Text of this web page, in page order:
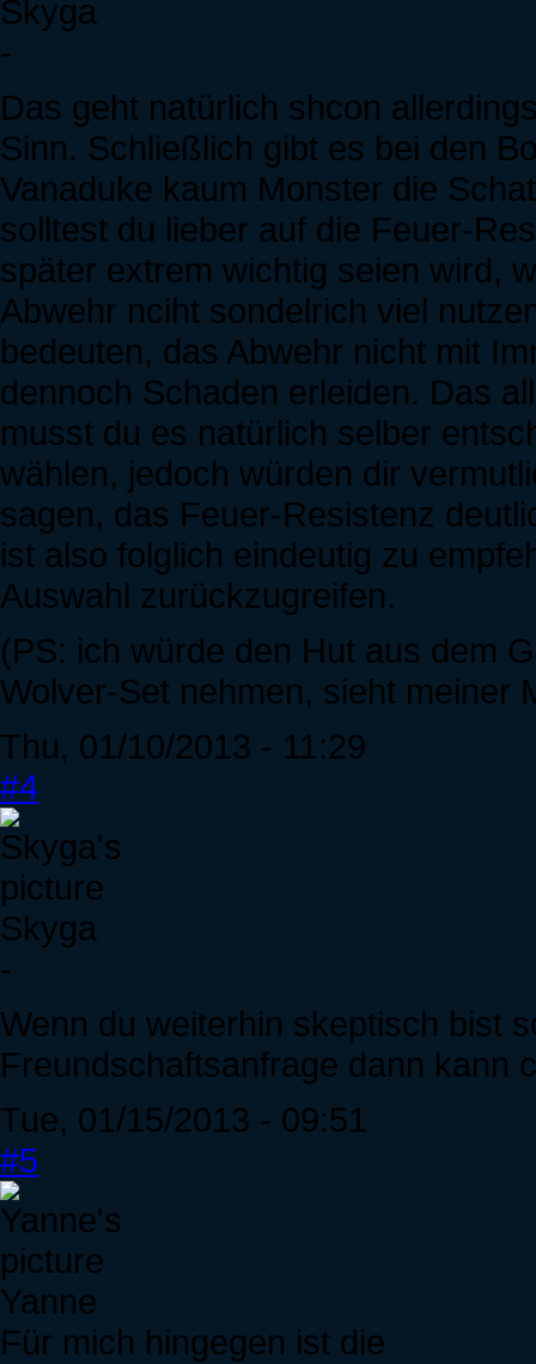
Skyga
-
Das geht natürlich shcon
Sinn. Schließlich gibt es bei den
Vanaduke kaum Monster die
solltest du lieber auf die Feuer-
später extrem wichtig seien wird,
Abwehr nciht sondelrich viel
bedeuten, das Abwehr nicht mit
dennoch Schaden erleiden. Das
musst du es natürlich selber
wählen, jedoch würden dir
sagen, das Feuer-Resistenz
ist also folglich eindeutig zu
Auswahl zurückzugreifen.
(PS: ich würde den Hut aus dem
Wolver-Set nehmen, sieht meiner
Thu, 01/10/2013 - 11:29
#4
Skyga
-
Wenn du weiterhin skeptisch bist
Freundschaftsanfrage dann kann
Tue, 01/15/2013 - 09:51
#5
Yanne
Für mich hingegen ist die